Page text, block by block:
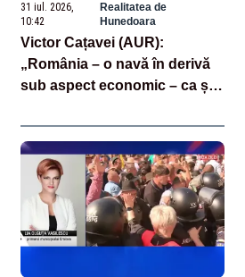
31 iul. 2026,
10:42
Realitatea de
Hunedoara
Victor Cațavei (AUR):
„România – o navă în derivă
sub aspect economic – ca și
ultimii 36 de ani”